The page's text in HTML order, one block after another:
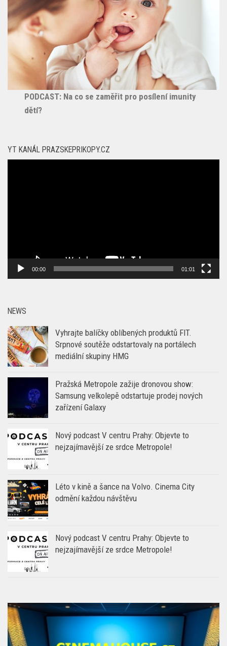
PODCAST: Na co se zaměřit pro posílení imunity
dětí?
YT KANÁL PRAZSKEPRIKOPY.CZ
00:00 01:01
NEWS
Vyhrajte balíčky oblíbených produktů FIT.
Srpnové soutěže odstartovaly na portálech
mediální skupiny HMG
Pražská Metropole zažije dronovou show:
Samsung velkolepě odstartuje prodej nových
zařízení Galaxy
Nový podcast V centru Prahy: Objevte to
nejzajímavější ze srdce Metropole!
Léto v kině a šance na Volvo. Cinema City
odmění každou návštěvu
Nový podcast V centru Prahy: Objevte to
nejzajímavější ze srdce Metropole!